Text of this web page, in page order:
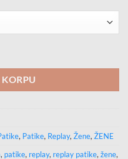
, Patike, Replay, Žene, ŽENE
, patike, replay, replay patike, žene,